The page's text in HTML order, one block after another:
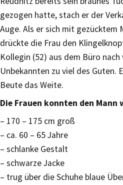
gezogen hatte, stach er der
Auge. Als er sich mit gezücktem
drückte die Frau den
Kollegin (52) aus dem Büro
Unbekannten zu viel des Guten.
Beute das Weite.
Die Frauen konnten den
– 170 – 175 cm groß
– ca. 60 – 65 Jahre
– schlanke Gestalt
– schwarze Jacke
– trug über die Schuhe blaue